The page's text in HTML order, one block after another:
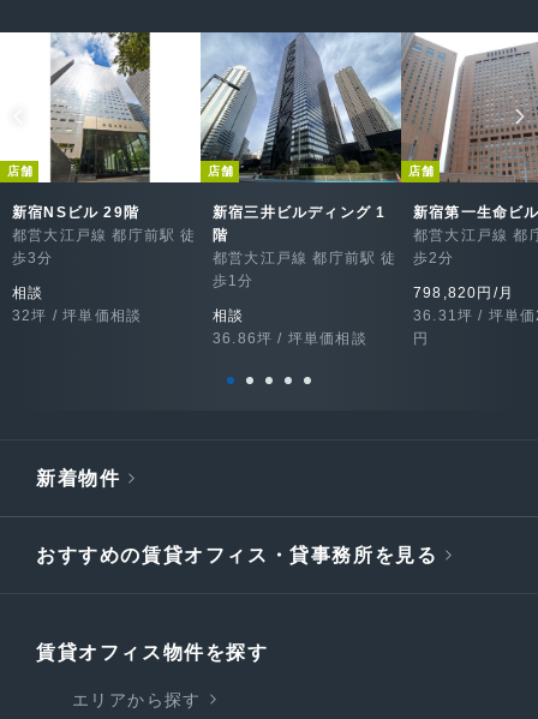
店舗
新宿NSビル 29階
都営大江戸線 都庁前駅 徒
歩3分
相談
32坪 / 坪単価相談
店舗
新宿三井ビルディング 1
階
都営大江戸線 都庁前駅 徒
歩1分
相談
36.86坪 / 坪単価相談
店舗
新宿第一生命ビ
都営大江戸線 都
歩2分
798,820円/月
36.31坪 / 坪単
円
新着物件
おすすめの賃貸オフィス・貸事務所を見る
賃貸オフィス物件を探す
エリアから探す